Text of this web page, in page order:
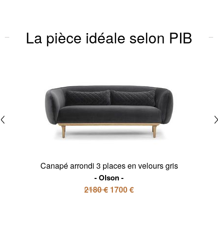
La pièce idéale selon PIB
Canapé arrondi 3 places en velours gris
Olson
2180 € 1700 €